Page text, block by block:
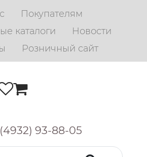
Покупателям
каталоги
Новости
Розничный сайт
93-88-05